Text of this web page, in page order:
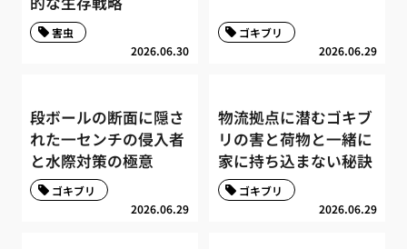
2026.06.30
害虫
2026.06.29
ゴキブリ
段ボールの断面に隠さ
れた一センチの侵入者
と水際対策の極意
2026.06.29
ゴキブリ
物流拠点に潜むゴキブ
リの害と荷物と一緒に
家に持ち込まない秘訣
2026.06.29
ゴキブリ